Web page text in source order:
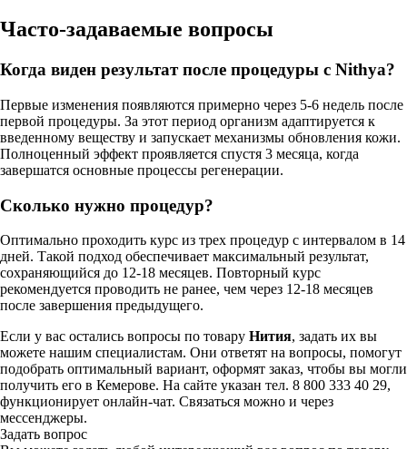
Часто-задаваемые вопросы
Когда виден результат после процедуры с Nithya?
Первые изменения появляются примерно через 5-6 недель после
первой процедуры. За этот период организм адаптируется к
введенному веществу и запускает механизмы обновления кожи.
Полноценный эффект проявляется спустя 3 месяца, когда
завершатся основные процессы регенерации.
Сколько нужно процедур?
Оптимально проходить курс из трех процедур с интервалом в 14
дней. Такой подход обеспечивает максимальный результат,
сохраняющийся до 12-18 месяцев. Повторный курс
рекомендуется проводить не ранее, чем через 12-18 месяцев
после завершения предыдущего.
Если у вас остались вопросы по товару Нития, задать их вы
можете нашим специалистам. Они ответят на вопросы, помогут
подобрать оптимальный вариант, оформят заказ, чтобы вы могли
получить его в Кемерове. На сайте указан тел. 8 800 333 40 29,
функционирует онлайн-чат. Связаться можно и через
мессенджеры.
Задать вопрос